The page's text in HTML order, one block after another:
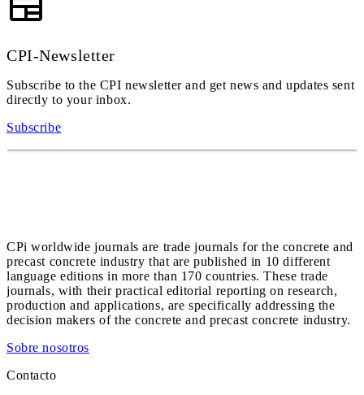
CPI-Newsletter
Subscribe to the CPI newsletter and get news and updates sent
directly to your inbox.
Subscribe
CPi worldwide journals are trade journals for the concrete and
precast concrete industry that are published in 10 different
language editions in more than 170 countries. These trade
journals, with their practical editorial reporting on research,
production and applications, are specifically addressing the
decision makers of the concrete and precast concrete industry.
Sobre nosotros
Contacto